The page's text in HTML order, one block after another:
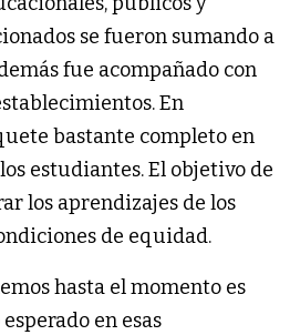
se fueron sumando a
fue acompañado con
En
bastante completo en
estudiantes. El objetivo de
los aprendizajes de los
de equidad.
hasta el momento es
en esas